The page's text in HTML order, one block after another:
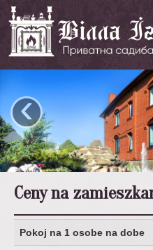
‹
Ceny na
Pokoj na 1 osobe na dobe